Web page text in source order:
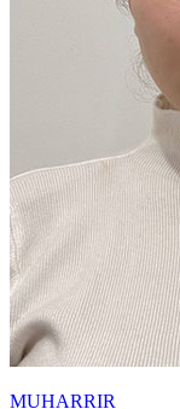
MUHARRIR